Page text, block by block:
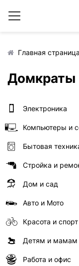
Главная страница
Домкраты
Электроника
Компьютеры и
Бытовая
Стройка и
Дом и сад
Авто и Мото
Красота и спорт
Детям и мамам
Работа и офис